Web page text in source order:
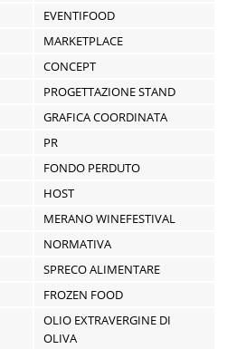
EVENTIFOOD
MARKETPLACE
CONCEPT
PROGETTAZIONE STAND
GRAFICA COORDINATA
PR
FONDO PERDUTO
HOST
MERANO WINEFESTIVAL
NORMATIVA
SPRECO ALIMENTARE
FROZEN FOOD
OLIO EXTRAVERGINE DI
OLIVA